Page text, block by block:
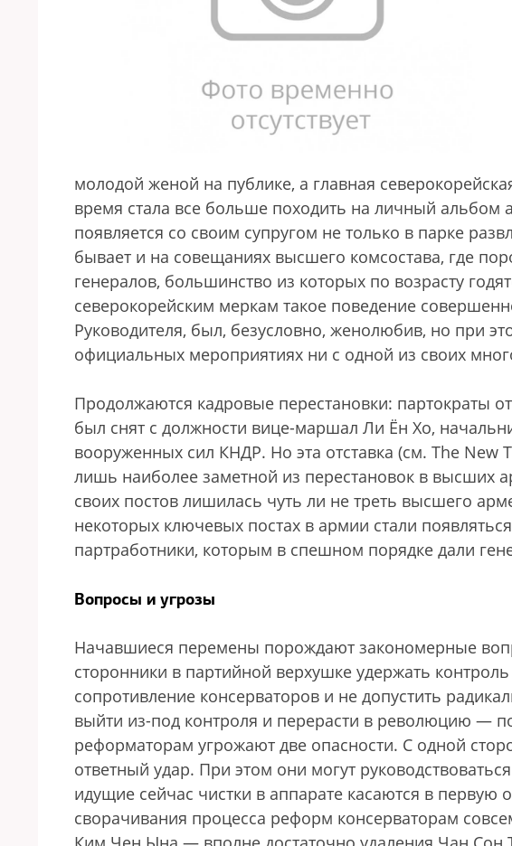
молодой женой на публике, а главная
время стала все больше походить на личный альбом
появляется со своим супругом не только в парке
бывает и на совещаниях высшего комсостава, где
генералов, большинство из которых по возрасту
северокорейским меркам такое поведение
Руководителя, был, безусловно, женолюбив, но при
официальных мероприятиях ни с одной из своих
Продолжаются кадровые перестановки: партократы
был снят с должности вице-маршал Ли Ён Хо,
вооруженных сил КНДР. Но эта отставка (см. The New
лишь наиболее заметной из перестановок в высших
своих постов лишилась чуть ли не треть высшего
некоторых ключевых постах в армии стали
партработники, которым в спешном порядке дали
Вопросы и угрозы
Начавшиеся перемены порождают закономерные
сторонники в партийной верхушке удержать
сопротивление консерваторов и не допустить
выйти из-под контроля и перерасти в революцию —
реформаторам угрожают две опасности. С одной
ответный удар. При этом они могут
идущие сейчас чистки в аппарате касаются в первую
сворачивания процесса реформ консерваторам